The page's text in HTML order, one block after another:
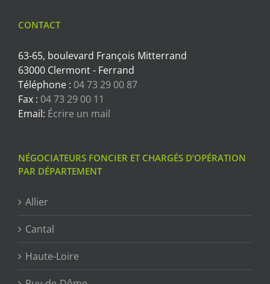
CONTACT
63-65, boulevard François Mitterrand
63000 Clermont - Ferrand
Téléphone : 04 73 29 00 87
Fax : 04 73 29 00 11
Email: Écrire un mail
NÉGOCIATEURS FONCIER ET CHARGÉS D’OPÉRATION
PAR DÉPARTEMENT
Allier
Cantal
Haute-Loire